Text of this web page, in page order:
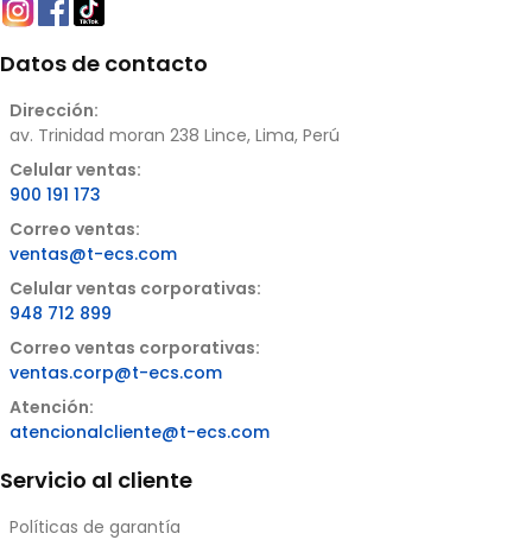
Datos de contacto
Dirección:
av. Trinidad moran 238 Lince, Lima, Perú
Celular ventas:
900 191 173
Correo ventas:
ventas@t-ecs.com
Celular ventas corporativas:
948 712 899
Correo ventas corporativas:
ventas.corp@t-ecs.com
Atención:
atencionalcliente@t-ecs.com
Servicio al cliente
Políticas de garantía